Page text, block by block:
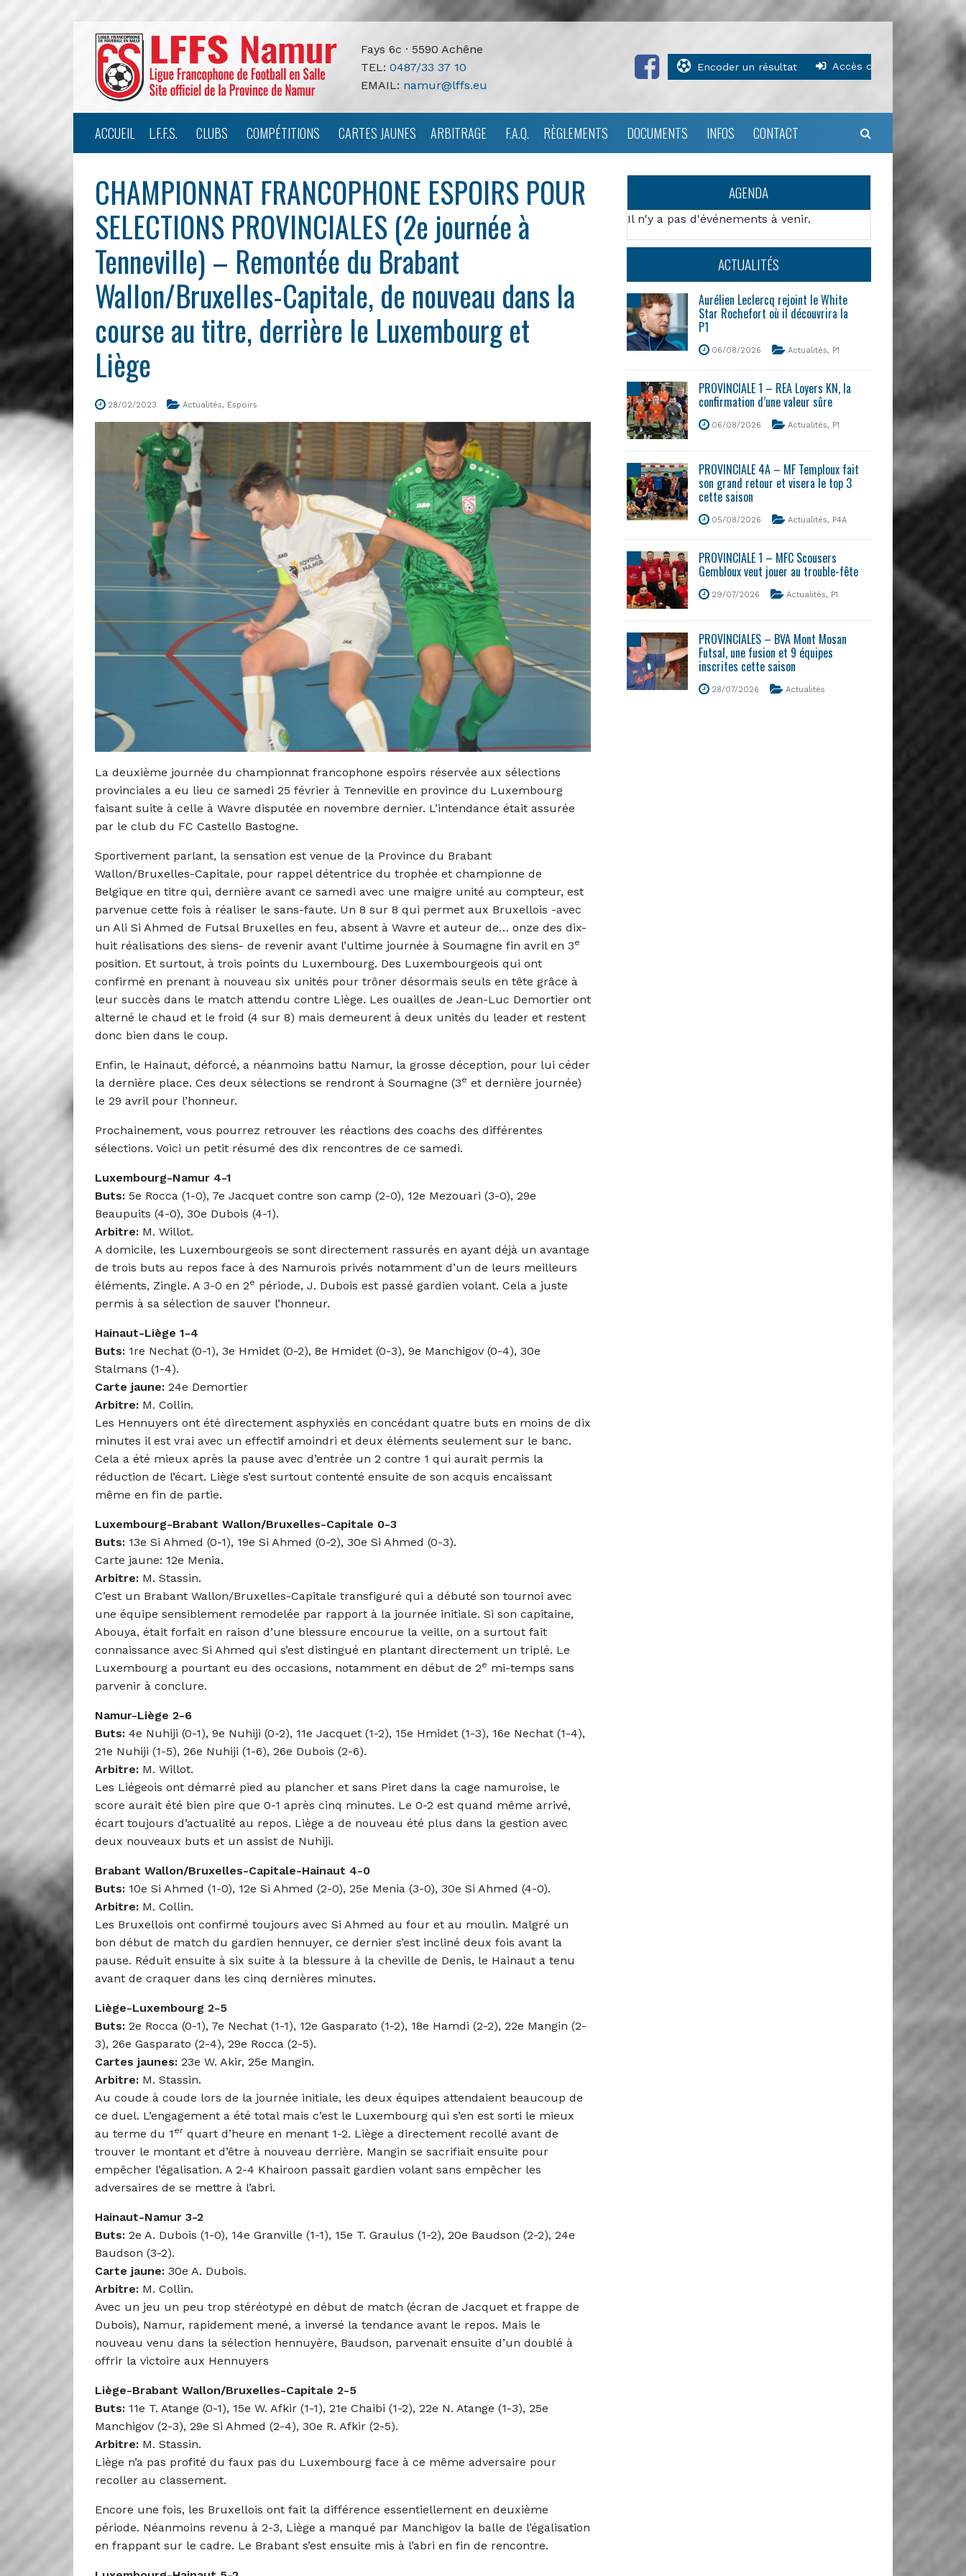
Fays 6c · 5590 Achêne
TEL: 0487/33 37 10
EMAIL: namur@lffs.eu
Encoder un résultat Accès clubs
ACCUEIL L.F.F.S. CLUBS COMPÉTITIONS CARTES JAUNES ARBITRAGE F.A.Q. RÈGLEMENTS DOCUMENTS INFOS CONTACT
CHAMPIONNAT FRANCOPHONE ESPOIRS POUR
SELECTIONS PROVINCIALES (2e journée à
Tenneville) – Remontée du Brabant
Wallon/Bruxelles-Capitale, de nouveau dans la
course au titre, derrière le Luxembourg et
Liège
28/02/2023 Actualités, Espoirs
La deuxième journée du championnat francophone espoirs réservée aux sélections
provinciales a eu lieu ce samedi 25 février à Tenneville en province du Luxembourg
faisant suite à celle à Wavre disputée en novembre dernier. L’intendance était assurée
par le club du FC Castello Bastogne.
Sportivement parlant, la sensation est venue de la Province du Brabant
Wallon/Bruxelles-Capitale, pour rappel détentrice du trophée et championne de
Belgique en titre qui, dernière avant ce samedi avec une maigre unité au compteur, est
parvenue cette fois à réaliser le sans-faute. Un 8 sur 8 qui permet aux Bruxellois -avec
un Ali Si Ahmed de Futsal Bruxelles en feu, absent à Wavre et auteur de… onze des dix-
huit réalisations des siens- de revenir avant l’ultime journée à Soumagne fin avril en 3e
position. Et surtout, à trois points du Luxembourg. Des Luxembourgeois qui ont
confirmé en prenant à nouveau six unités pour trôner désormais seuls en tête grâce à
leur succès dans le match attendu contre Liège. Les ouailles de Jean-Luc Demortier ont
alterné le chaud et le froid (4 sur 8) mais demeurent à deux unités du leader et restent
donc bien dans le coup.
Enfin, le Hainaut, déforcé, a néanmoins battu Namur, la grosse déception, pour lui céder
la dernière place. Ces deux sélections se rendront à Soumagne (3e et dernière journée)
le 29 avril pour l’honneur.
Prochainement, vous pourrez retrouver les réactions des coachs des différentes
sélections. Voici un petit résumé des dix rencontres de ce samedi.
Luxembourg-Namur 4-1
Buts: 5e Rocca (1-0), 7e Jacquet contre son camp (2-0), 12e Mezouari (3-0), 29e
Beaupuits (4-0), 30e Dubois (4-1).
Arbitre: M. Willot.
A domicile, les Luxembourgeois se sont directement rassurés en ayant déjà un avantage
de trois buts au repos face à des Namurois privés notamment d’un de leurs meilleurs
éléments, Zingle. A 3-0 en 2e période, J. Dubois est passé gardien volant. Cela a juste
permis à sa sélection de sauver l’honneur.
Hainaut-Liège 1-4
Buts: 1re Nechat (0-1), 3e Hmidet (0-2), 8e Hmidet (0-3), 9e Manchigov (0-4), 30e
Stalmans (1-4).
Carte jaune: 24e Demortier
Arbitre: M. Collin.
Les Hennuyers ont été directement asphyxiés en concédant quatre buts en moins de dix
minutes il est vrai avec un effectif amoindri et deux éléments seulement sur le banc.
Cela a été mieux après la pause avec d’entrée un 2 contre 1 qui aurait permis la
réduction de l’écart. Liège s’est surtout contenté ensuite de son acquis encaissant
même en fin de partie.
Luxembourg-Brabant Wallon/Bruxelles-Capitale 0-3
Buts: 13e Si Ahmed (0-1), 19e Si Ahmed (0-2), 30e Si Ahmed (0-3).
Carte jaune: 12e Menia.
Arbitre: M. Stassin.
C’est un Brabant Wallon/Bruxelles-Capitale transfiguré qui a débuté son tournoi avec
une équipe sensiblement remodelée par rapport à la journée initiale. Si son capitaine,
Abouya, était forfait en raison d’une blessure encourue la veille, on a surtout fait
connaissance avec Si Ahmed qui s’est distingué en plantant directement un triplé. Le
Luxembourg a pourtant eu des occasions, notamment en début de 2e mi-temps sans
parvenir à conclure.
Namur-Liège 2-6
Buts: 4e Nuhiji (0-1), 9e Nuhiji (0-2), 11e Jacquet (1-2), 15e Hmidet (1-3), 16e Nechat (1-4),
21e Nuhiji (1-5), 26e Nuhiji (1-6), 26e Dubois (2-6).
Arbitre: M. Willot.
Les Liégeois ont démarré pied au plancher et sans Piret dans la cage namuroise, le
score aurait été bien pire que 0-1 après cinq minutes. Le 0-2 est quand même arrivé,
écart toujours d’actualité au repos. Liège a de nouveau été plus dans la gestion avec
deux nouveaux buts et un assist de Nuhiji.
Brabant Wallon/Bruxelles-Capitale-Hainaut 4-0
Buts: 10e Si Ahmed (1-0), 12e Si Ahmed (2-0), 25e Menia (3-0), 30e Si Ahmed (4-0).
Arbitre: M. Collin.
Les Bruxellois ont confirmé toujours avec Si Ahmed au four et au moulin. Malgré un
bon début de match du gardien hennuyer, ce dernier s’est incliné deux fois avant la
pause. Réduit ensuite à six suite à la blessure à la cheville de Denis, le Hainaut a tenu
avant de craquer dans les cinq dernières minutes.
Liège-Luxembourg 2-5
Buts: 2e Rocca (0-1), 7e Nechat (1-1), 12e Gasparato (1-2), 18e Hamdi (2-2), 22e Mangin (2-
3), 26e Gasparato (2-4), 29e Rocca (2-5).
Cartes jaunes: 23e W. Akir, 25e Mangin.
Arbitre: M. Stassin.
Au coude à coude lors de la journée initiale, les deux équipes attendaient beaucoup de
ce duel. L’engagement a été total mais c’est le Luxembourg qui s’en est sorti le mieux
au terme du 1 er quart d’heure en menant 1-2. Liège a directement recollé avant de
trouver le montant et d’être à nouveau derrière. Mangin se sacrifiait ensuite pour
empêcher l’égalisation. A 2-4 Khairoon passait gardien volant sans empêcher les
adversaires de se mettre à l’abri.
Hainaut-Namur 3-2
Buts: 2e A. Dubois (1-0), 14e Granville (1-1), 15e T. Graulus (1-2), 20e Baudson (2-2), 24e
Baudson (3-2).
Carte jaune: 30e A. Dubois.
Arbitre: M. Collin.
Avec un jeu un peu trop stéréotypé en début de match (écran de Jacquet et frappe de
Dubois), Namur, rapidement mené, a inversé la tendance avant le repos. Mais le
nouveau venu dans la sélection hennuyère, Baudson, parvenait ensuite d’un doublé à
offrir la victoire aux Hennuyers
Liège-Brabant Wallon/Bruxelles-Capitale 2-5
Buts: 11e T. Atange (0-1), 15e W. Afkir (1-1), 21e Chaibi (1-2), 22e N. Atange (1-3), 25e
Manchigov (2-3), 29e Si Ahmed (2-4), 30e R. Afkir (2-5).
Arbitre: M. Stassin.
Liège n’a pas profité du faux pas du Luxembourg face à ce même adversaire pour
recoller au classement.
Encore une fois, les Bruxellois ont fait la différence essentiellement en deuxième
période. Néanmoins revenu à 2-3, Liège a manqué par Manchigov la balle de l’égalisation
en frappant sur le cadre. Le Brabant s’est ensuite mis à l’abri en fin de rencontre.
AGENDA
Il n'y a pas d'événements à venir.
ACTUALITÉS
Aurélien Leclercq rejoint le White
Star Rochefort où il découvrira la
P1
06/08/2026 Actualités, P1
PROVINCIALE 1 – REA Loyers KN, la
confirmation d’une valeur sûre
06/08/2026 Actualités, P1
PROVINCIALE 4A – MF Temploux fait
son grand retour et visera le top 3
cette saison
05/08/2026 Actualités, P4A
PROVINCIALE 1 – MFC Scousers
Gembloux veut jouer au trouble-fête
29/07/2026 Actualités, P1
PROVINCIALES – BVA Mont Mosan
Futsal, une fusion et 9 équipes
inscrites cette saison
28/07/2026 Actualités